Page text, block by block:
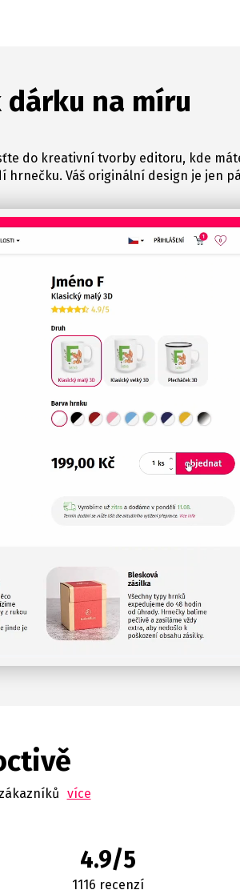
na míru
do kreativní tvorby editoru, kde
Váš originální design je jen
více
4.9/5
1116 recenzí